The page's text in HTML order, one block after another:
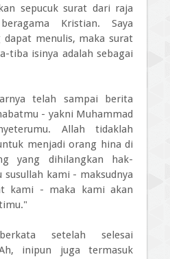
sepucuk surat dari raja
Kristian. Saya
menulis, maka surat
tiba isinya adalah sebagai
telah sampai berita
- yakni Muhammad
Allah tidaklah
menjadi orang hina di
yang dihilangkan hak-
kami - maksudnya
kami - maka kami akan
setelah selesai
inipun juga termasuk